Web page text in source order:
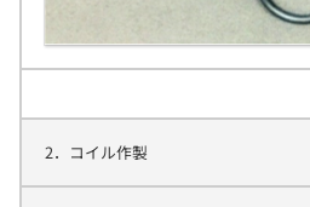
2．コイル作製